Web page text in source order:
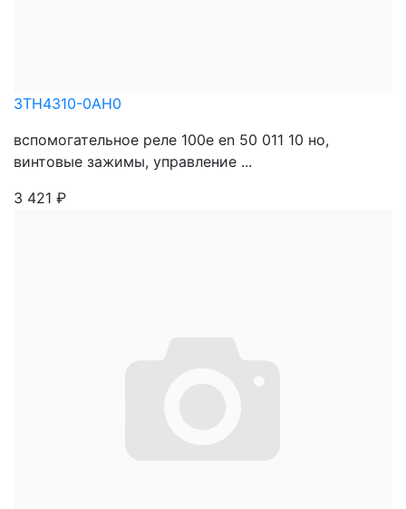
3TH4310-0AH0
вспомогательное реле 100e en 50 011 10 нo,
винтовые зажимы, управление ...
3 421 ₽